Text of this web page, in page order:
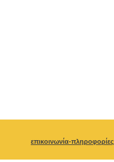
επικοινωνία-πληροφορίες